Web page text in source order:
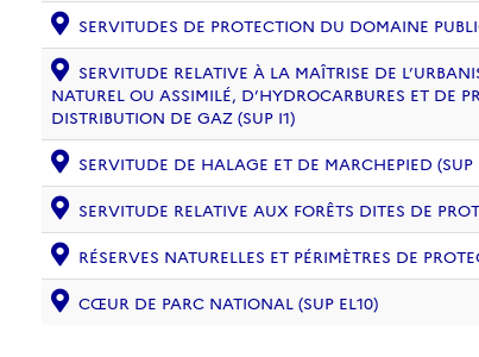
SERVITUDES DE PROTECTION DU DOMAINE
SERVITUDE RELATIVE À LA MAÎTRISE DE
NATUREL OU ASSIMILÉ, D’HYDROCARBURES ET DE
DISTRIBUTION DE GAZ (SUP I1)
SERVITUDE DE HALAGE ET DE MARCHEPIED (SUP
SERVITUDE RELATIVE AUX FORÊTS DITES DE
RÉSERVES NATURELLES ET PÉRIMÈTRES DE
CŒUR DE PARC NATIONAL (SUP EL10)